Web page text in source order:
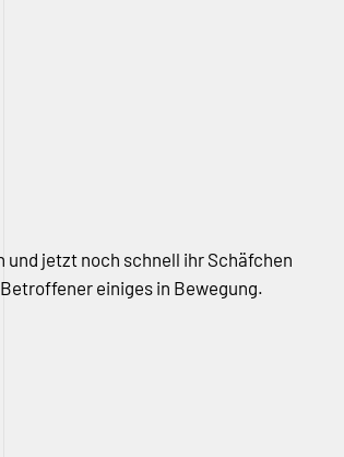
und jetzt noch schnell ihr Schäfchen
einiges in Bewegung.